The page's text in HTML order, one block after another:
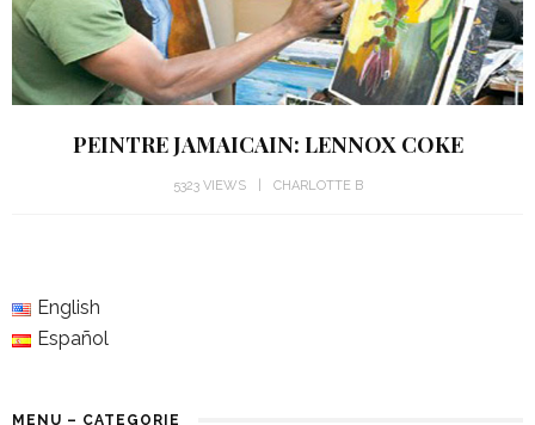
PEINTRE JAMAICAIN: LENNOX COKE
5323 VIEWS CHARLOTTE B
English
Español
MENU – CATEGORIE